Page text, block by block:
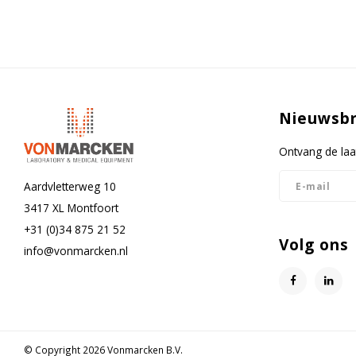
Waarschuwingssignaal bij storing
Open deur alarm
Alarm bij stroomuitval
Invries beveiliging
Ontdooisysteem
Aardvletterweg 10
3417 XL Montfoort
+31 (0)34 875 21 52
info@vonmarcken.nl
Ontvang de
Volg ons
© Copyright 2026 Vonmarcken B.V.